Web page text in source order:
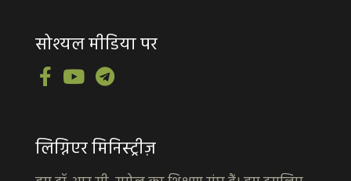
सोश्यल मीडिया पर
लिग्निएर मिनिस्ट्रीज़